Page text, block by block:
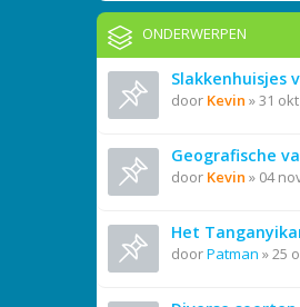
ONDERWERPEN
Slakkenhuisjes
door Kevin »31
Geografische
door Kevin » 04
Het
doorPatman »25